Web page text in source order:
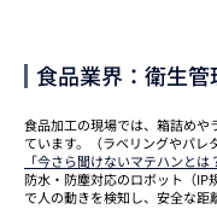
食品業界：衛生
食品加工の現場では、箱詰めや
ています。
（ラベリングやパ
「今さら聞けないマテハンと
防水・防塵対応のロボット（IP
で人の動きを検知し、安全な距